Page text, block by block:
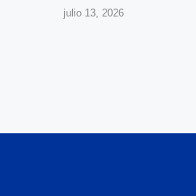
julio 13, 2026